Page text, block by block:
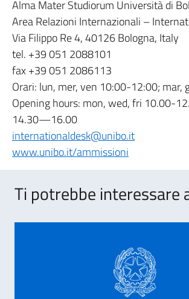
Alma Mater Studiorum Università di
Area Relazioni Internazionali –
Via Filippo Re 4, 40126 Bologna, Italy
tel. +39 051 2088101
fax +39 051 2086113
Orari: lun, mer, ven 10:00-12:00; mar,
Opening hours: mon, wed, fri 10.00-
14.30—16.00
internationaldesk@unibo.it
www.unibo.it/ammissioni
Ti potrebbe interessare